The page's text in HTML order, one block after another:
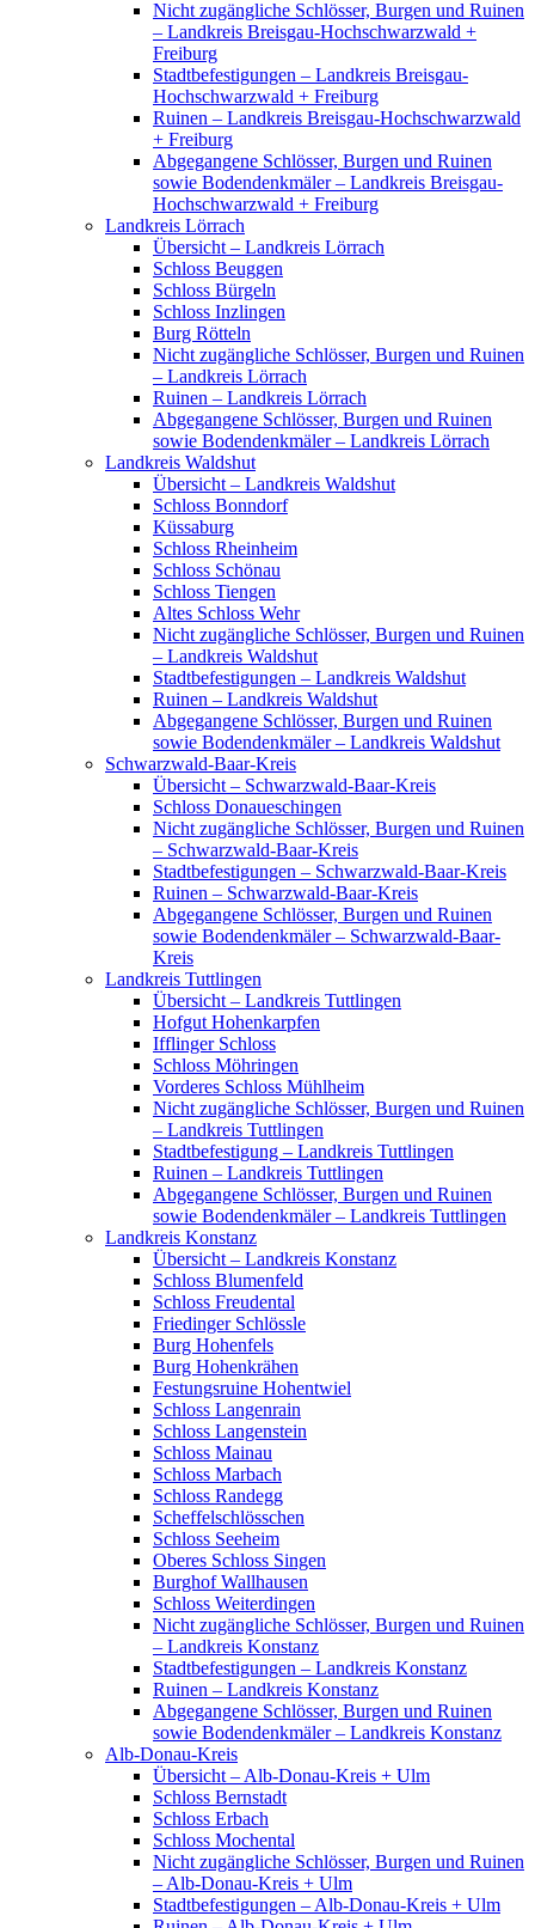
Nicht zugängliche Schlösser, Burgen und Ruinen
– Landkreis Breisgau-Hochschwarzwald +
Freiburg
Stadtbefestigungen – Landkreis Breisgau-
Hochschwarzwald + Freiburg
Ruinen – Landkreis Breisgau-Hochschwarzwald
+ Freiburg
Abgegangene Schlösser, Burgen und Ruinen
sowie Bodendenkmäler – Landkreis Breisgau-
Hochschwarzwald + Freiburg
Landkreis Lörrach
Übersicht – Landkreis Lörrach
Schloss Beuggen
Schloss Bürgeln
Schloss Inzlingen
Burg Rötteln
Nicht zugängliche Schlösser, Burgen und Ruinen
– Landkreis Lörrach
Ruinen – Landkreis Lörrach
Abgegangene Schlösser, Burgen und Ruinen
sowie Bodendenkmäler – Landkreis Lörrach
Landkreis Waldshut
Übersicht – Landkreis Waldshut
Schloss Bonndorf
Küssaburg
Schloss Rheinheim
Schloss Schönau
Schloss Tiengen
Altes Schloss Wehr
Nicht zugängliche Schlösser, Burgen und Ruinen
– Landkreis Waldshut
Stadtbefestigungen – Landkreis Waldshut
Ruinen – Landkreis Waldshut
Abgegangene Schlösser, Burgen und Ruinen
sowie Bodendenkmäler – Landkreis Waldshut
Schwarzwald-Baar-Kreis
Übersicht – Schwarzwald-Baar-Kreis
Schloss Donaueschingen
Nicht zugängliche Schlösser, Burgen und Ruinen
– Schwarzwald-Baar-Kreis
Stadtbefestigungen – Schwarzwald-Baar-Kreis
Ruinen – Schwarzwald-Baar-Kreis
Abgegangene Schlösser, Burgen und Ruinen
sowie Bodendenkmäler – Schwarzwald-Baar-
Kreis
Landkreis Tuttlingen
Übersicht – Landkreis Tuttlingen
Hofgut Hohenkarpfen
Ifflinger Schloss
Schloss Möhringen
Vorderes Schloss Mühlheim
Nicht zugängliche Schlösser, Burgen und Ruinen
– Landkreis Tuttlingen
Stadtbefestigung – Landkreis Tuttlingen
Ruinen – Landkreis Tuttlingen
Abgegangene Schlösser, Burgen und Ruinen
sowie Bodendenkmäler – Landkreis Tuttlingen
Landkreis Konstanz
Übersicht – Landkreis Konstanz
Schloss Blumenfeld
Schloss Freudental
Friedinger Schlössle
Burg Hohenfels
Burg Hohenkrähen
Festungsruine Hohentwiel
Schloss Langenrain
Schloss Langenstein
Schloss Mainau
Schloss Marbach
Schloss Randegg
Scheffelschlösschen
Schloss Seeheim
Oberes Schloss Singen
Burghof Wallhausen
Schloss Weiterdingen
Nicht zugängliche Schlösser, Burgen und Ruinen
– Landkreis Konstanz
Stadtbefestigungen – Landkreis Konstanz
Ruinen – Landkreis Konstanz
Abgegangene Schlösser, Burgen und Ruinen
sowie Bodendenkmäler – Landkreis Konstanz
Alb-Donau-Kreis
Übersicht – Alb-Donau-Kreis + Ulm
Schloss Bernstadt
Schloss Erbach
Schloss Mochental
Nicht zugängliche Schlösser, Burgen und Ruinen
– Alb-Donau-Kreis + Ulm
Stadtbefestigungen – Alb-Donau-Kreis + Ulm